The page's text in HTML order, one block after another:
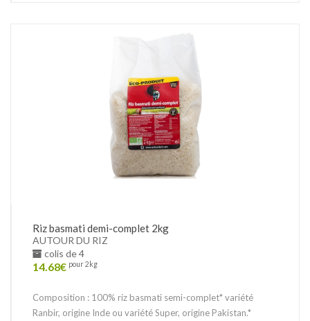
Riz basmati demi-complet 2kg
AUTOUR DU RIZ
colis de 4
14.68€ pour 2kg
Composition : 100% riz basmati semi-complet* variété
Ranbir, origine Inde ou variété Super, origine Pakistan.*